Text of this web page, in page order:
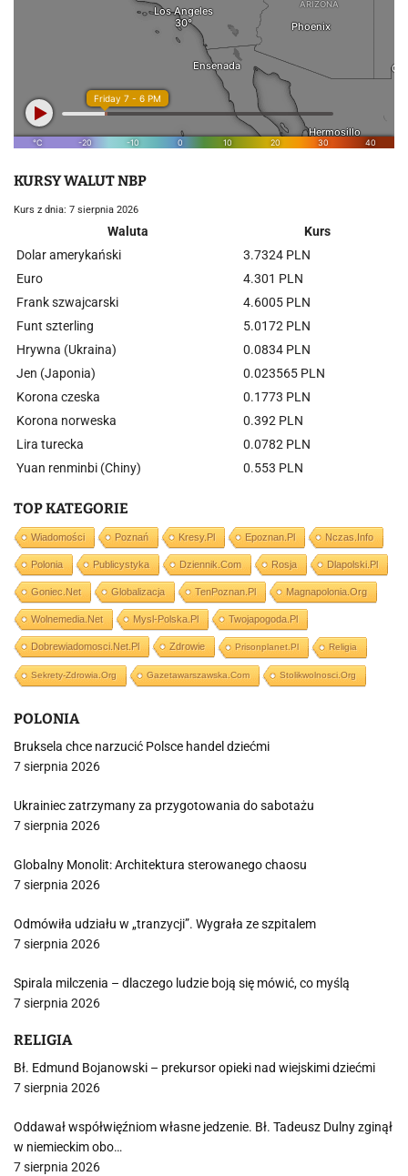
KURSY WALUT NBP
Kurs z dnia: 7 sierpnia 2026
Waluta
Kurs
Dolar amerykański
3.7324 PLN
Euro
4.301 PLN
Frank szwajcarski
4.6005 PLN
Funt szterling
5.0172 PLN
Hrywna (Ukraina)
0.0834 PLN
Jen (Japonia)
0.023565 PLN
Korona czeska
0.1773 PLN
Korona norweska
0.392 PLN
Lira turecka
0.0782 PLN
Yuan renminbi (Chiny)
0.553 PLN
TOP KATEGORIE
Wiadomości Poznań Kresy.pl Epoznan.pl Nczas.info
Polonia Publicystyka Dziennik.com Rosja Dlapolski.pl
Goniec.net Globalizacja TenPoznan.pl Magnapolonia.org
Wolnemedia.net Mysl-Polska.pl Twojapogoda.pl
Dobrewiadomosci.net.pl Zdrowie Prisonplanet.pl Religia
Sekrety-Zdrowia.org Gazetawarszawska.com Stolikwolnosci.org
POLONIA
Bruksela chce narzucić Polsce handel dziećmi
7 sierpnia 2026
Ukrainiec zatrzymany za przygotowania do sabotażu
7 sierpnia 2026
Globalny Monolit: Architektura sterowanego chaosu
7 sierpnia 2026
Odmówiła udziału w „tranzycji”. Wygrała ze szpitalem
7 sierpnia 2026
Spirala milczenia – dlaczego ludzie boją się mówić, co myślą
7 sierpnia 2026
RELIGIA
Bł. Edmund Bojanowski – prekursor opieki nad wiejskimi dziećmi
7 sierpnia 2026
Oddawał współwięźniom własne jedzenie. Bł. Tadeusz Dulny zginął
w niemieckim obo…
7 sierpnia 2026